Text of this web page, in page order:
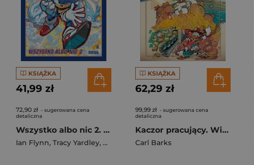
KSIĄŻKA
41,99 zł
72,90 zł - sugerowana cena
detaliczna
Wszystko albo nic 2. Sonic the Hedgehog. Tom 14 wyd. 2
Ian Flynn, Tracy Yardley, Adam Bryce Thomas
KSIĄŻKA
62,29 zł
99,99 zł - sugerowana cena
detaliczna
Kaczor pracujący. Wielcy bohaterowie Disneya. Kaczor Donald. Tom 3
Carl Barks